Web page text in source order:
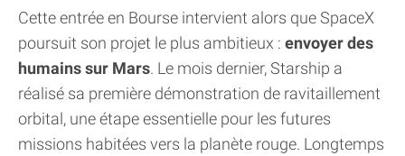
Cette entrée en Bourse intervient alors que SpaceX
poursuit son projet le plus ambitieux : envoyer des
humains sur Mars. Le mois dernier, Starship a
réalisé sa première démonstration de ravitaillement
orbital, une étape essentielle pour les futures
missions habitées vers la planète rouge. Longtemps